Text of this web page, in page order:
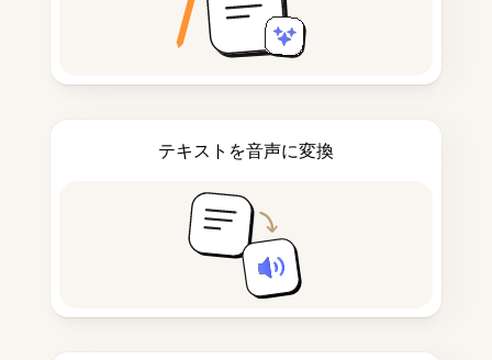
テキストを音声に変換